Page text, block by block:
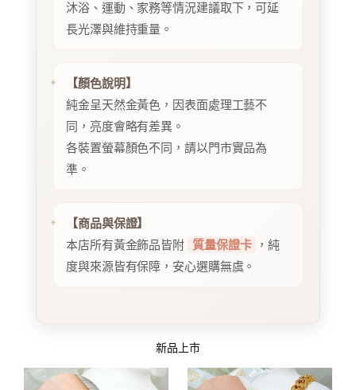
沐浴、運動、家務等情況建議取下，可延
長光澤與維持重量。
【顏色說明】
純金呈天然金黃色，因表面處理工藝不
同，亮度會略有差異。
各裝置螢幕顏色不同，請以門市實品為
準。
【商品與保證】
本店所有黃金飾品皆附 質量保證卡
，純
度與來源皆有保障，安心選購無虞。
新品上市